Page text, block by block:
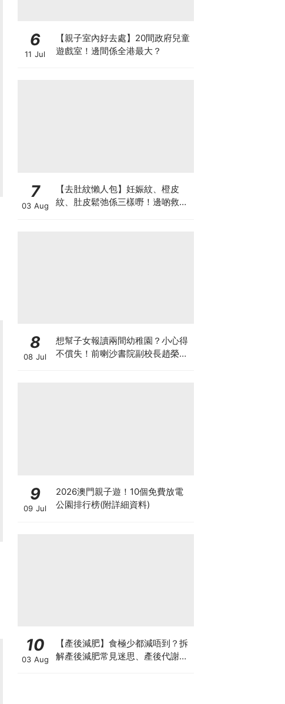
6
11 Jul
【親子室內好去處】20間政府兒童
遊戲室！邊間係全港最大？
7
03 Aug
【去肚紋懶人包】妊娠紋、橙皮
紋、肚皮鬆弛係三樣嘢！邊啲救得
8
08 Jul
想幫子女報讀兩間幼稚園？小心得
不償失！前喇沙書院副校長趙榮
9
09 Jul
2026澳門親子遊！10個免費放電
公園排行榜(附詳細資料)
10
03 Aug
【產後減肥】食極少都減唔到？拆
解產後減肥常見迷思、產後代謝、